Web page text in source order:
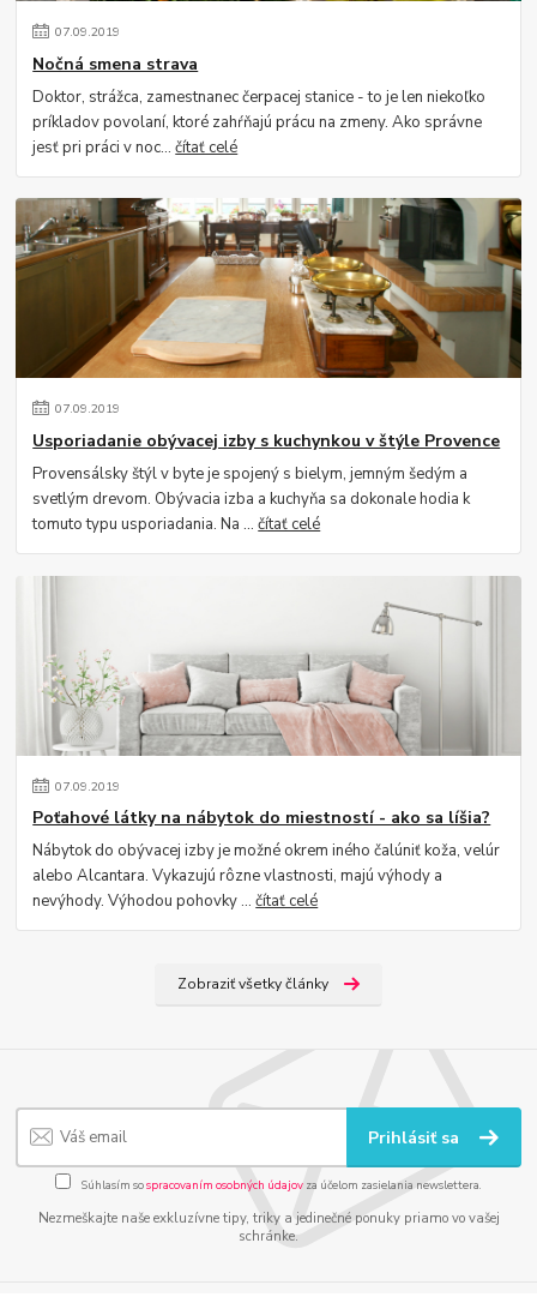
07.09.2019
Nočná smena strava
Doktor, strážca, zamestnanec čerpacej stanice - to je len niekoľko
príkladov povolaní, ktoré zahŕňajú prácu na zmeny. Ako správne
jesť pri práci v noc...čítať celé
07.09.2019
Usporiadanie obývacej izby s kuchynkou v štýle Provence
Provensálsky štýl v byte je spojený s bielym, jemným šedým a
svetlým drevom. Obývacia izba a kuchyňa sa dokonale hodia k
tomuto typu usporiadania. Na ...čítať celé
07.09.2019
Poťahové látky na nábytok do miestností - ako sa líšia?
Nábytok do obývacej izby je možné okrem iného čalúniť koža, velúr
alebo Alcantara. Vykazujú rôzne vlastnosti, majú výhody a
nevýhody. Výhodou pohovky ...čítať celé
Zobraziť všetky články
Prihlásiť sa
Súhlasím sospracovaním osobných údajov za účelom zasielania newslettera.
Nezmeškajte naše exkluzívne tipy, triky a jedinečné ponuky priamo vo vašej
schránke.